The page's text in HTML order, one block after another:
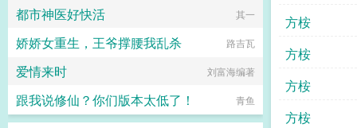
方桉
方桉
方桉
方桉
都市神医好快活 其一
娇娇女重生，王爷撑腰我乱杀 路吉瓦
爱情来时 刘富海编著
跟我说修仙？你们版本太低了！ 青鱼